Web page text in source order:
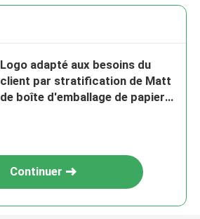
Logo adapté aux besoins du
client par stratification de Matt
de boîte d'emballage de papier
Continuer